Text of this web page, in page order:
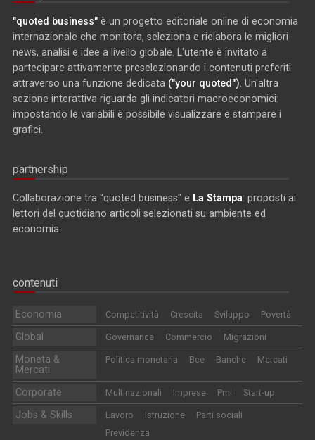
"quoted business" è un progetto editoriale online di economia
internazionale che monitora, seleziona e rielabora le migliori
news, analisi e idee a livello globale. L'utente è invitato a
partecipare attivamente preselezionando i contenuti preferiti
attraverso una funzione dedicata ("your quoted") . Un'altra
sezione interattiva riguarda gli indicatori macroeconomici:
impostando le variabili è possibile visualizzare e stampare i
grafici.
partnership
Collaborazione tra "quoted business" e La Stampa: proposti ai
lettori del quotidiano articoli selezionati su ambiente ed
economia.
contenuti
Economia Competitività Crescita Sviluppo Povertà
Global Governance Commercio Migrazioni
Moneta &
Mercati
Politica monetaria Bce Banche Mercati
Corporate Multinazionali Imprese Pmi Start-up
Jobs & Skills Lavoro Istruzione
Parti sociali
Previdenza